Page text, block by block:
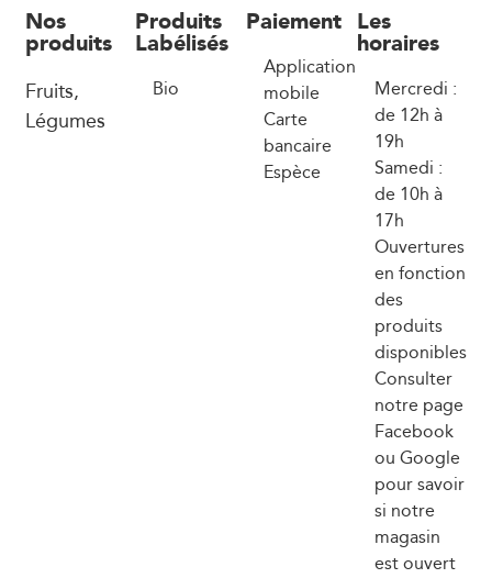
Nos
produits
Fruits,
Légumes
Produits
Labélisés
Bio
Paiement
Application
mobile
Carte
bancaire
Espèce
Les
horaires
Mercredi :
de 12h à
19h
Samedi :
de 10h à
17h
Ouvertures
en fonction
des
produits
disponibles
Consulter
notre page
Facebook
ou Google
pour savoir
si notre
magasin
est ouvert